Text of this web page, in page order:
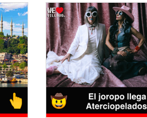
los
conocido como
trabajo como
Ibagué con una
una frase:
Desde muy
lo que significa
económicas.
escasos r